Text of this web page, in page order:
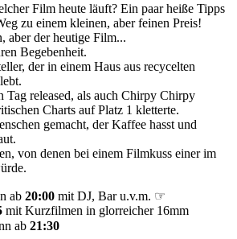
Film heute läuft? Ein paar heiße Tipps
zu einem kleinen, aber feinen Preis!
aber der heutige Film...
Begebenheit.
der in einem Haus aus recycelten
Tag released, als auch Chirpy Chirpy
Charts auf Platz 1 kletterte.
gemacht, der Kaffee hasst und
von denen bei einem Filmkuss einer im
ab 20:00 mit DJ, Bar u.v.m. ☞
mit Kurzfilmen in glorreicher 16mm
ab 21:30